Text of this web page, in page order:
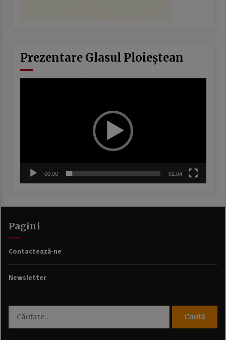
Prezentare Glasul Ploieștean
00:00 01:04
Pagini
Contactează-ne
Newsletter
după: